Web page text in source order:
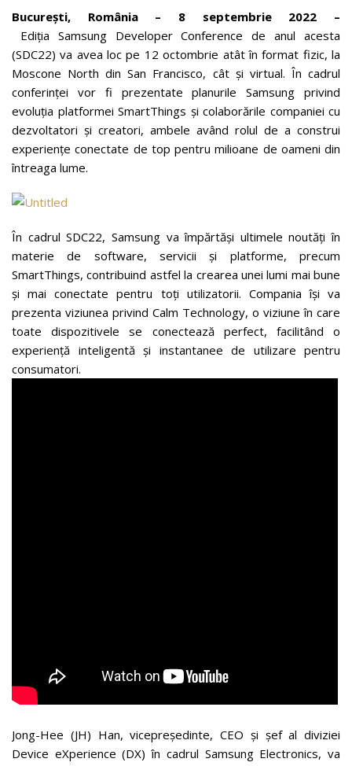
București, România – 8 septembrie 2022 –
Ediția Samsung Developer Conference de anul acesta
(SDC22) va avea loc pe 12 octombrie atât în format fizic, la
Moscone North din San Francisco, cât și virtual. În cadrul
conferinței vor fi prezentate planurile Samsung privind
evoluția platformei SmartThings și colaborările companiei cu
dezvoltatori și creatori, ambele având rolul de a construi
experiențe conectate de top pentru milioane de oameni din
întreaga lume.
În cadrul SDC22, Samsung va împărtăși ultimele noutăți în
materie de software, servicii și platforme, precum
SmartThings, contribuind astfel la crearea unei lumi mai bune
și mai conectate pentru toți utilizatorii. Compania își va
prezenta viziunea privind Calm Technology, o viziune în care
toate dispozitivele se conectează perfect, facilitând o
experiență inteligentă și instantanee de utilizare pentru
consumatori.
Jong-Hee (JH) Han, vicepreședinte, CEO și șef al diviziei
Device eXperience (DX) în cadrul Samsung Electronics, va